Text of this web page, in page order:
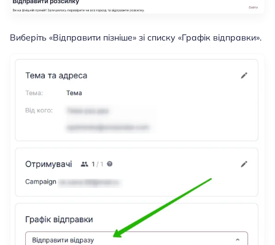
Виберіть «Відправити пізніше» зі списку «Графік відправки».